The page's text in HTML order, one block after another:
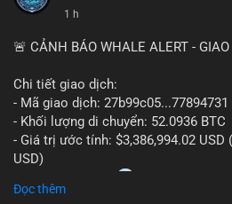
1 h
🚨 CẢNH BÁO WHALE ALERT -
Chi tiết giao dịch:
- Mã giao dịch: 27b99c05...77894731
- Khối lượng di chuyển: 52.0936 BTC
- Giá trị ước tính: $3,386,994.02
USD)
- Thời gian: 10:20
Đọc thêm